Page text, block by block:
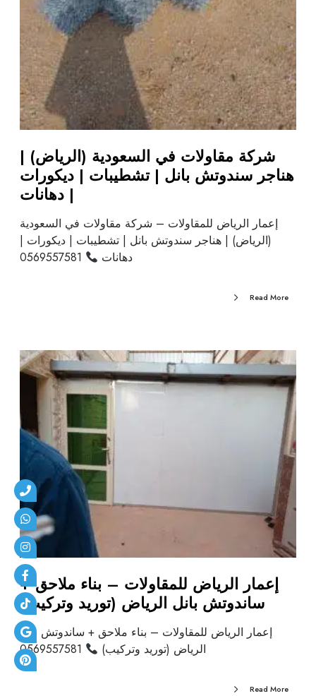
شركة مقاولات في السعودية (الرياض) |
هناجر سندوتش بانل | تشطيبات | ديكورات
| دهانات
إعمار الرياض للمقاولات – شركة مقاولات في السعودية
(الرياض) | هناجر سندوتش بانل | تشطيبات | ديكورات |
دهانات
Read More
إعمار الرياض للمقاولات – بناء ملاحق +
ساندوتش بانل الرياض (توريد وتركيب)
إعمار الرياض للمقاولات – بناء ملاحق + ساندوتش بانل
الرياض (توريد وتركيب)
Read More